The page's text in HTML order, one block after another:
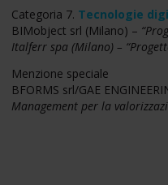
Categoria 7. Tecnologie
BIMobject srl (Milano) –
Italferr spa (Milano) –
Menzione speciale
BFORMS srl/GAE
Management per la